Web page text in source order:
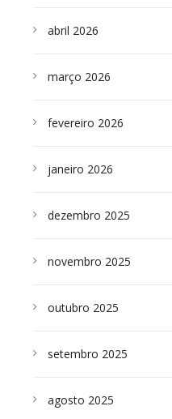
abril 2026
março 2026
fevereiro 2026
janeiro 2026
dezembro 2025
novembro 2025
outubro 2025
setembro 2025
agosto 2025